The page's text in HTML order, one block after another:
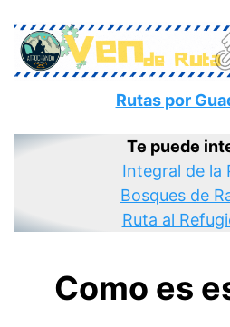
Rutas por
Te puede
Integral de la
Bosques de
Ruta al
Como es